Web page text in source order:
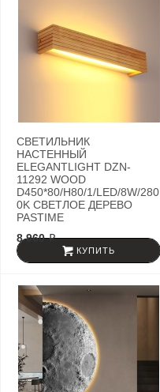
СВЕТИЛЬНИК
НАСТЕННЫЙ
ELEGANTLIGHT DZN-
11292 WOOD
D450*80/H80/1/LED/8W/280
0K СВЕТЛОЕ ДЕРЕВО
PASTIME
8 960 ₽
КУПИТЬ